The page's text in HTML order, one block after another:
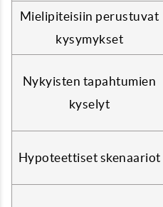
Mielipiteisiin perustuvat
kysymykset
Nykyisten tapahtumien
kyselyt
Hypoteettiset skenaariot